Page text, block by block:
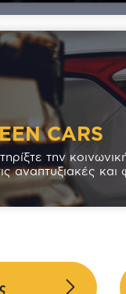
CARS
την
αναπτυξιακές και